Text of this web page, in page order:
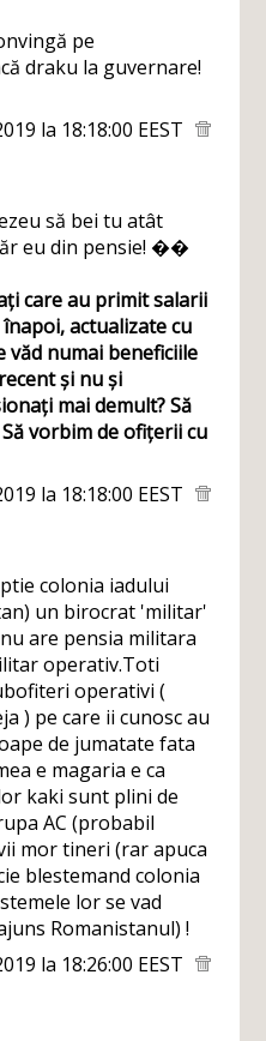
pe
draku la guvernare!
la 18:18:00 EEST
să bei tu atât
eu din pensie! ��
care au primit salarii
actualizate cu
văd numai beneficiile
și nu și
mai demult? Să
vorbim de ofițerii cu
la 18:18:00 EEST
colonia iadului
un birocrat 'militar'
are pensia militara
operativ.Toti
operativi (
) pe care ii cunosc au
de jumatate fata
e magaria e ca
kaki sunt plini de
AC (probabil
mor tineri (rar apuca
blestemand colonia
lor se vad
Romanistanul) !
la 18:26:00 EEST